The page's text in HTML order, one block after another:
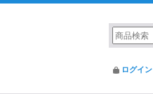
ログイン